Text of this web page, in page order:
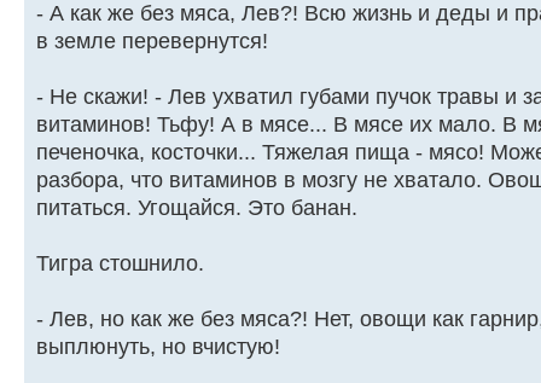
- А как же без мяса, Лев?! Всю жизнь и деды и
в земле перевернутся!
- Не скажи! - Лев ухватил губами пучок травы и
витаминов! Тьфу! А в мясе... В мясе их мало. В
печеночка, косточки... Тяжелая пища - мясо!
разбора, что витаминов в мозгу не хватало.
питаться. Угощайся. Это банан.
Тигра стошнило.
- Лев, но как же без мяса?! Нет, овощи как
выплюнуть, но вчистую!